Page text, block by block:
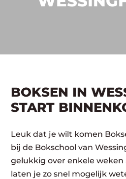
BOKSEN IN
START
Leuk dat je wilt komen
bij de Bokschool van
gelukkig over enkele weken
laten je zo snel mogelijk